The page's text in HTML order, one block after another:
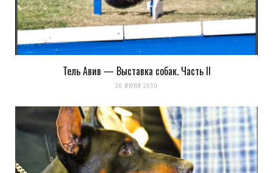
Тель Авив — Выставка собак. Часть II
20 ИЮНЯ 2010